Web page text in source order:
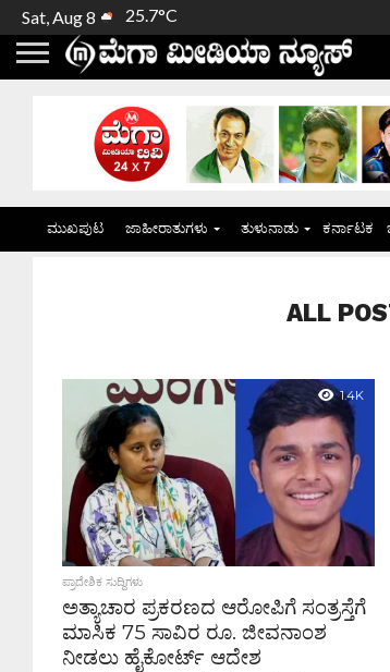
Sat, Aug 8 25.7°C
ಮುಖಪುಟ ಜಾಹೀರಾತುಗಳು ತುಳುನಾಡು ಕರ್ನಾಟಕ
ALL
1.4K
ಪ್ರಾದೇಶಿಕ ಸುದ್ದಿಗಳು
ಅತ್ಯಾಚಾರ ಪ್ರಕರಣದ ಆರೋಪಿಗೆ ಸಂತ್ರಸ್ತೆಗೆ
ಮಾಸಿಕ 75 ಸಾವಿರ ರೂ. ಜೀವನಾಂಶ
ನೀಡಲು ಹೈಕೋರ್ಟ್ ಆದೇಶ